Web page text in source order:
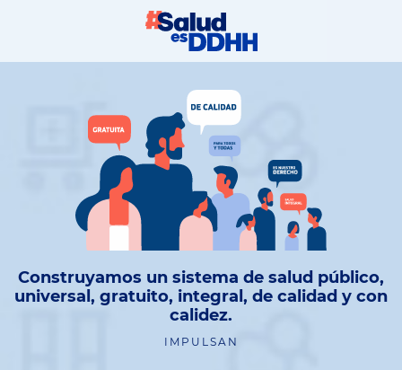
Construyamos un sistema de salud público,
universal, gratuito, integral, de calidad y con
calidez.
IMPULSAN